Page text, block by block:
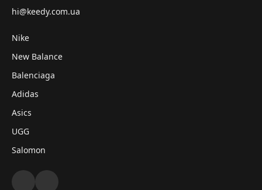
hi@keedy.com.ua
Nike
New Balance
Balenciaga
Adidas
Asics
UGG
Salomon